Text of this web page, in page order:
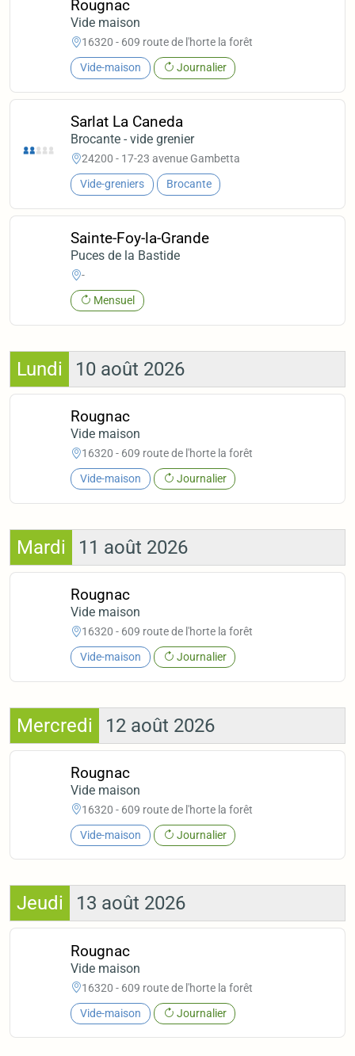
Rougnac
Vide maison
16320 - 609 route de l'horte la forêt
Vide-maison Journalier
Sarlat La Caneda
Brocante - vide grenier
24200 - 17-23 avenue Gambetta
Vide-greniers Brocante
Sainte-Foy-la-Grande
Puces de la Bastide
-
Mensuel
Lundi 10 août 2026
Rougnac
Vide maison
16320 - 609 route de l'horte la forêt
Vide-maison Journalier
Mardi 11 août 2026
Rougnac
Vide maison
16320 - 609 route de l'horte la forêt
Vide-maison Journalier
Mercredi 12 août 2026
Rougnac
Vide maison
16320 - 609 route de l'horte la forêt
Vide-maison Journalier
Jeudi 13 août 2026
Rougnac
Vide maison
16320 - 609 route de l'horte la forêt
Vide-maison Journalier